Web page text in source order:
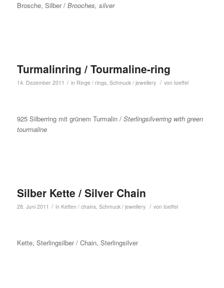
Brosche, Silber / Brooches, silver
Turmalinring / Tourmaline-ring
14. Dezember 2011 / in Ringe / rings, Schmuck / jewellery / von toeffel
925 Silberring mit grünem Turmalin /Sterlingsilverring with green
tourmaline
Silber Kette / Silver Chain
28. Juni 2011 / in Ketten / chains, Schmuck / jewellery / von toeffel
Kette, Sterlingsilber / Chain, Sterlingsilver